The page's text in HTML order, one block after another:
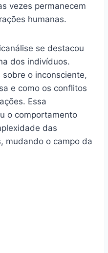
vezes permanecem
humanas.
se destacou
dos indivíduos.
o inconsciente,
e como os conflitos
Essa
o comportamento
das
mudando o campo da